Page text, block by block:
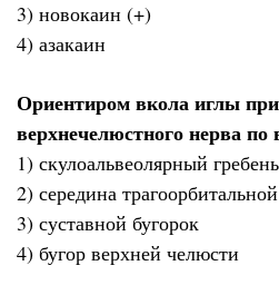
3) новокаин (+)
4) азакаин
Ориентиром вкола иглы при
верхнечелюстного нерва по
1) скулоальвеолярный гребень
2) середина
3) суставной бугорок
4) бугор верхней челюсти